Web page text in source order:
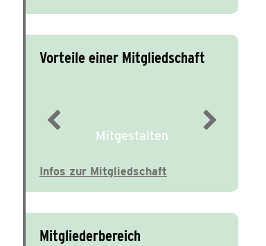
Vorteile einer Mitgliedschaft
Mitgestalten
Infos zur Mitgliedschaft
Mitgliederbereich